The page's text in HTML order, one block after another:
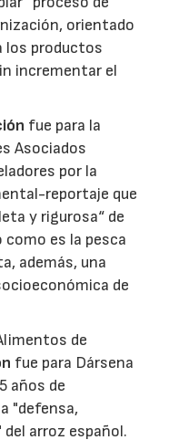
orientado
los productos
incrementar el
fue para la
Asociados
por la
reportaje que
y rigurosa“ de
es la pesca
además, una
de
de
fue para Dársena
años de
"defensa,
arroz español.